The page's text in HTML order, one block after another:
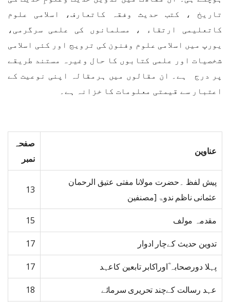
تاریخ ، کتب حدیث وفقہ کاتعارف، اسلامی علوم
کاتعلیمی ارتقاء ، مسلمانوں کی علمی سرگرمی،
یورپ میں اسلامی علوم وفنون کی ترویج اور کئی اسلامی
شخصیات اور علمی کتابوں کا حال وغیرہ مستند طریقے
پر درج ہے۔ ان مقالوں میں ہرمقالہ اپنی نوعیت کے
اعتبار سے قیمتی معلومات کا خزانہ ہے۔
عناوین
صفحہ
نمبر
پیش لفظ ۔حضرت مولانا مفتی عتیق الرحمان
عثمانی ناظم ندوۃ [مصنفین
13
مقدمہ مولف 15
تدوین حدیث کےچار ادوار 17
پہلا دورصحابہ ؓاوراکابر تابعین کاعہد 17
عہد رسالت کےچند تحریری سرمائے 18